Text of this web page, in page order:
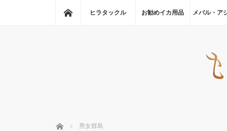
ホーム
ヒラタックル お勧めイカ用品 メバル・ア
ホーム 男女群島